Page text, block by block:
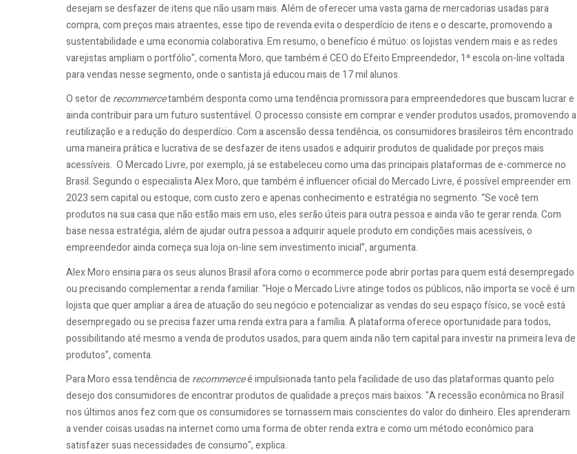
desejam se desfazer de itens que não usam mais. Além de oferecer uma vasta gama de mercadorias usadas para
compra, com preços mais atraentes, esse tipo de revenda evita o desperdício de itens e o descarte, promovendo a
sustentabilidade e uma economia colaborativa. Em resumo, o benefício é mútuo: os lojistas vendem mais e as redes
varejistas ampliam o portfólio", comenta Moro, que também é CEO do Efeito Empreendedor, 1ª escola on-line voltada
para vendas nesse segmento, onde o santista já educou mais de 17 mil alunos.
O setor de recommercetambém desponta como uma tendência promissora para empreendedores que buscam lucrar e
ainda contribuir para um futuro sustentável. O processo consiste em comprar e vender produtos usados, promovendo a
reutilização e a redução do desperdício. Com a ascensão dessa tendência, os consumidores brasileiros têm encontrado
uma maneira prática e lucrativa de se desfazer de itens usados e adquirir produtos de qualidade por preços mais
acessíveis. O Mercado Livre, por exemplo, já se estabeleceu como uma das principais plataformas de e-commerce no
Brasil. Segundo o especialista Alex Moro, que também é influencer oficial do Mercado Livre, é possível empreender em
2023 sem capital ou estoque, com custo zero e apenas conhecimento e estratégia no segmento. “Se você tem
produtos na sua casa que não estão mais em uso, eles serão úteis para outra pessoa e ainda vão te gerar renda. Com
base nessa estratégia, além de ajudar outra pessoa a adquirir aquele produto em condições mais acessíveis, o
empreendedor ainda começa sua loja on-line sem investimento inicial”, argumenta.
Alex Moro ensina para os seus alunos Brasil afora como o ecommerce pode abrir portas para quem está desempregado
ou precisando complementar a renda familiar. "Hoje o Mercado Livre atinge todos os públicos, não importa se você é um
lojista que quer ampliar a área de atuação do seu negócio e potencializar as vendas do seu espaço físico, se você está
desempregado ou se precisa fazer uma renda extra para a família. A plataforma oferece oportunidade para todos,
possibilitando até mesmo a venda de produtos usados, para quem ainda não tem capital para investir na primeira leva de
produtos”, comenta.
Para Moro essa tendência de recommerceé impulsionada tanto pela facilidade de uso das plataformas quanto pelo
desejo dos consumidores de encontrar produtos de qualidade a preços mais baixos. "A recessão econômica no Brasil
nos últimos anos fez com que os consumidores se tornassem mais conscientes do valor do dinheiro. Eles aprenderam
a vender coisas usadas na internet como uma forma de obter renda extra e como um método econômico para
satisfazer suas necessidades de consumo", explica.